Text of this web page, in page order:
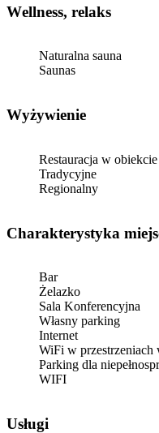
Wellness, relaks
Naturalna sauna
Saunas
Wyżywienie
Restauracja w obiekcie
Tradycyjne
Regionalny
Charakterystyka
Bar
Żelazko
Sala Konferencyjna
Własny parking
Internet
WiFi w przestrzeniach
Parking dla
WIFI
Usługi